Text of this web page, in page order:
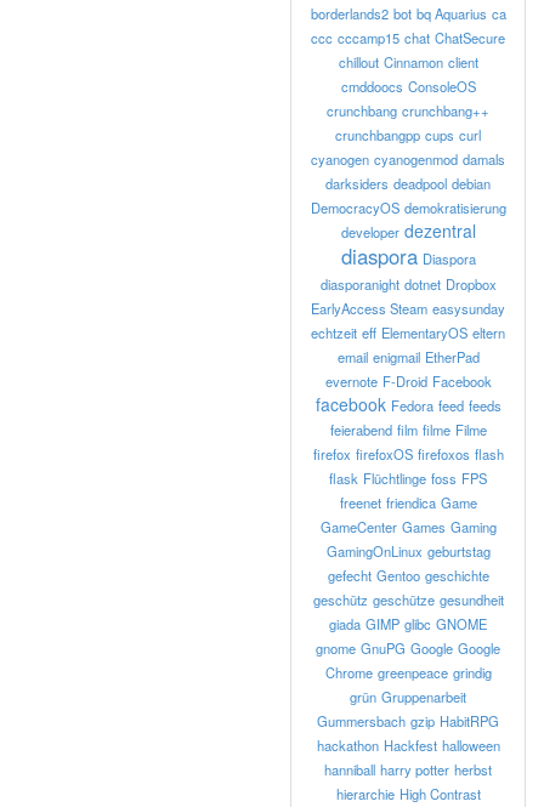
borderlands2 bot bq Aquarius ca
ccc cccamp15 chat ChatSecure
chillout Cinnamon client
cmddoocs ConsoleOS
crunchbang crunchbang++
crunchbangpp cups curl
cyanogen cyanogenmod damals
darksiders deadpool debian
DemocracyOS demokratisierung
developer dezentral
diaspora Diaspora
diasporanight dotnet Dropbox
EarlyAccess Steam easysunday
echtzeit eff ElementaryOS eltern
email enigmail EtherPad
evernote F-Droid Facebook
facebook Fedora feed feeds
feierabend film filme Filme
firefox firefoxOS firefoxos flash
flask Flüchtlinge foss FPS
freenet friendica Game
GameCenter Games Gaming
GamingOnLinux geburtstag
gefecht Gentoo geschichte
geschütz geschütze gesundheit
giada GIMP glibc GNOME
gnome GnuPG Google Google
Chrome greenpeace grindig
grün Gruppenarbeit
Gummersbach gzip HabitRPG
hackathon Hackfest halloween
hanniball harry potter herbst
hierarchie High Contrast